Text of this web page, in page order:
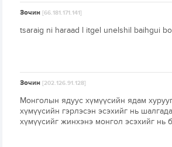
Зочин[66.181.171.141]
tsaraig ni haraad l itgel unelshil baihgui
Зочин[202.126.91.128]
Монголын ядуус хүмүүсийн ядам
хүмүүсийн гэрлэсэн эсэхийг нь
хүмүүсийг жинхэнэ монгол эсэхийг нь